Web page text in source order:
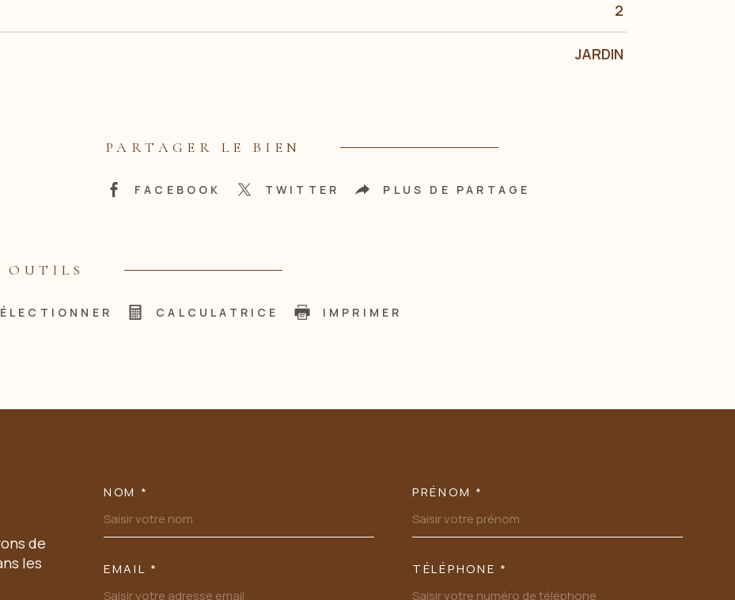
2
JARDIN
PARTAGER LE BIEN
FACEBOOK TWITTER PLUS DE PARTAGE
OUTILS
CALCULATRICE IMPRIMER
de
les
TRAD_MELTEM_VOSCOORDONNEES
NOM * PRÉNOM *
EMAIL * TÉLÉPHONE *